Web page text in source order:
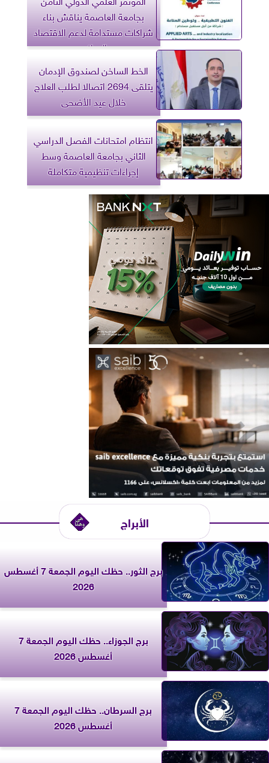
بجامعة العاصمة يناقش بناء
شراكات مستدامة لدعم الاقتصاد
الوطني
الخط الساخن لصندوق الإدمان
يتلقى 2694 اتصالا لطلب العلاج
خلال عيد الأضحى
انتظام امتحانات الفصل الدراسي
الثاني بجامعة العاصمة وسط
إجراءات تنظيمية متكاملة
الأبراج
برج الثور.. حظك اليوم الجمعة 7 أغسطس
2026
برج الجوزاء.. حظك اليوم الجمعة 7
أغسطس 2026
برج السرطان.. حظك اليوم الجمعة 7
أغسطس 2026